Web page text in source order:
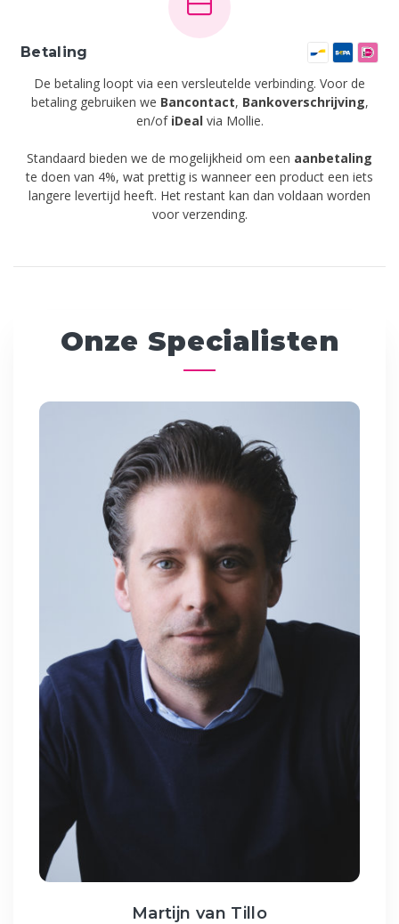
Betaling
De betaling loopt via een versleutelde verbinding. Voor de
betaling gebruiken we Bancontact, Bankoverschrijving,
en/of iDeal via Mollie.
Standaard bieden we de mogelijkheid om een aanbetaling
te doen van 4%, wat prettig is wanneer een product een iets
langere levertijd heeft. Het restant kan dan voldaan worden
voor verzending.
Onze Specialisten
Martijn van Tillo